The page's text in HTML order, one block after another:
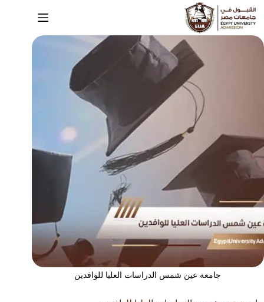
جامعة عين شمس الدراسات العليا للوافدين